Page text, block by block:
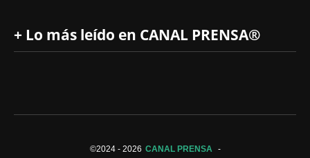
+ Lo más leído en CANAL PRENSA®
©2024 - 2026 CANAL PRENSA
-